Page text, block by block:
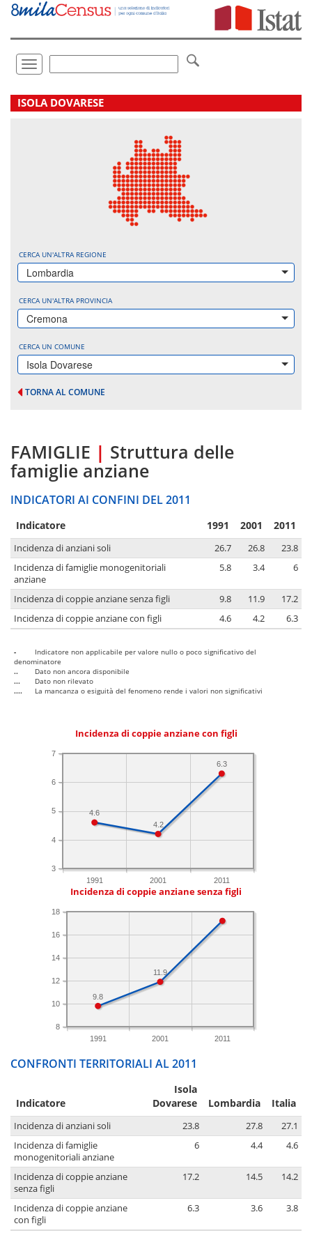
Vai
direttamente
Toggle
navigation
.
ISOLA DOVARESE
CERCA UN'ALTRA REGIONE
Lombardia
CERCA UN'ALTRA PROVINCIA
Cremona
CERCA UN COMUNE
Isola Dovarese
TORNA AL COMUNE
FAMIGLIE | Struttura delle
famiglie anziane
INDICATORI AI CONFINI DEL 2011
Indicatore 1991 2001 2011
Incidenza di anziani soli 26.7 26.8
23.8
Incidenza di famiglie monogenitoriali
anziane
5.8 3.4 6
Incidenza di coppie anziane senza figli 9.8 11.9
17.2
Incidenza di coppie anziane con figli
4.6 4.2 6.3
-
Indicatore non applicabile per valore nullo o poco significativo del
denominatore
..
Dato non ancora disponibile
...
Dato non rilevato
....
La mancanza o esiguità del fenomeno rende i valori non significativi
Incidenza di coppie anziane con figli
1991 2001 2011
3
4
5
6
7
6.3
4.2
4.6
Incidenza di coppie anziane senza figli
1991 2001 2011
8
10
12
14
16
18
11.9
9.8
CONFRONTI TERRITORIALI AL 2011
Indicatore
Isola
Dovarese
Lombardia Italia
Incidenza di anziani soli 23.8 27.8
27.1
Incidenza di famiglie
monogenitoriali anziane
6 4.4 4.6
Incidenza di coppie anziane
senza figli
17.2 14.5 14.2
Incidenza di coppie anziane
con figli
6.3 3.6 3.8